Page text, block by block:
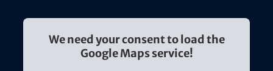
We need your consent to load the
Google Maps service!